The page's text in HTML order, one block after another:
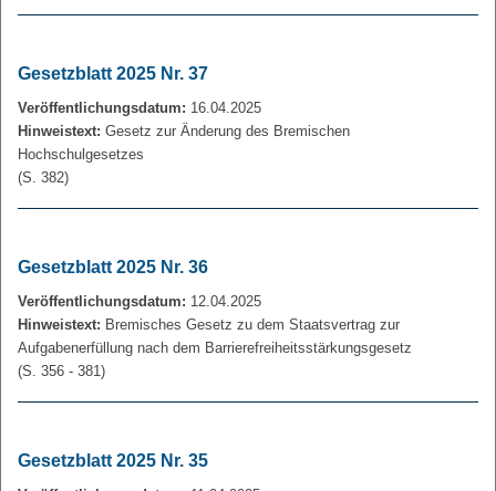
Gesetzblatt 2025 Nr. 37
Veröffentlichungsdatum: 16.04.2025
Hinweistext: Gesetz zur Änderung des Bremischen
Hochschulgesetzes
(S. 382)
Gesetzblatt 2025 Nr. 36
Veröffentlichungsdatum: 12.04.2025
Hinweistext: Bremisches Gesetz zu dem Staatsvertrag zur
Aufgabenerfüllung nach dem Barrierefreiheitsstärkungsgesetz
(S. 356 - 381)
Gesetzblatt 2025 Nr. 35